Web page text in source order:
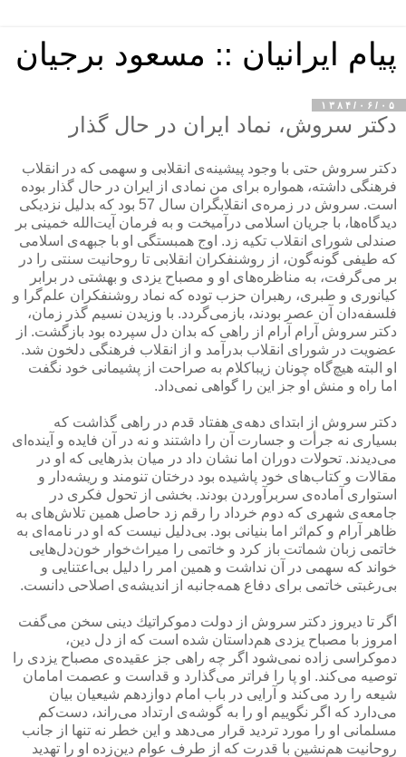
پیام ایرانیان :: مسعود برجیان
۱۳۸۴/۰۶/۰۵
دكتر سروش، نماد ایران در حال گذار
دكتر سروش حتی با وجود پیشینه‌ی انقلابی و سهمی كه در انقلاب
فرهنگی داشته، همواره برای من نمادی از ایران در حال گذار بوده
است. سروش در زمره‌ی انقلابگران سال 57 بود كه بدلیل نزدیكی
دیدگاه‌ها، با جریان اسلامی درآمیخت و به فرمان آیت‌الله خمینی بر
صندلی شورای انقلاب تكیه زد. اوج همبستگی او با جبهه‌ی اسلامی
كه طیفی گونه‌گون، از روشنفكران انقلابی تا روحانیت سنتی را در
بر می‌گرفت، به مناظره‌های او و مصباح یزدی و بهشتی در برابر
كیانوری و طبری، رهبران حزب توده كه نماد روشنفكران علم‌گرا و
فلسفه‌دان آن عصر بودند، بازمی‌گردد. با وزیدن نسیم گذر زمان،
دكتر سروش آرام آرام از راهی كه بدان دل سپرده بود بازگشت. از
عضویت در شورای انقلاب بدرآمد و از انقلاب فرهنگی دلخون شد.
او البته هیچ‌گاه چونان زیباكلام به صراحت از پشیمانی خود نگفت
اما راه و منش او جز این را گواهی نمی‌داد.
دكتر سروش از ابتدای دهه‌ی هفتاد قدم در راهی گذاشت كه
بسیاری نه جرأت و جسارت آن را داشتند و نه در آن فایده و آینده‌ای
می‌دیدند. تحولات دوران اما نشان داد در میان بذرهایی كه او در
مقالات و كتاب‌های خود پاشیده بود درختان تنومند و ریشه‌دار و
استواری آماده‌ی سربرآوردن بودند. بخشی از تحول فكری در
جامعه‌ی شهری كه دوم خرداد را رقم زد حاصل همین تلاش‌های به
ظاهر آرام و كم‌اثر اما بنیانی بود. بی‌دلیل نیست كه او در نامه‌ای به
خاتمی زبان شماتت باز كرد و خاتمی را میراث‌خوار خون‌دل‌هایی
خواند كه سهمی در آن نداشت و همین امر را دلیل بی‌اعتنایی و
بی‌رغبتی خاتمی برای دفاع همه‌جانبه از اندیشه‌ی اصلاحی دانست.
اگر تا دیروز دكتر سروش از دولت دموكراتیك دینی سخن می‌گفت
امروز با مصباح یزدی هم‌داستان شده است كه از دل دین،
دموكراسی زاده نمی‌شود اگر چه راهی جز عقیده‌ی مصباح یزدی را
توصیه می‌كند. او پا را فراتر می‌گذارد و قداست و عصمت امامان
شیعه را رد می‌كند و آرایی در باب امام دوازدهم شیعیان بیان
می‌دارد كه اگر نگوییم او را به گوشه‌ی ارتداد می‌راند، دست‌كم
مسلمانی او را مورد تردید قرار می‌دهد و این خطر نه تنها از جانب
روحانیت هم‌نشین با قدرت كه از طرف عوام دین‌زده او را تهدید